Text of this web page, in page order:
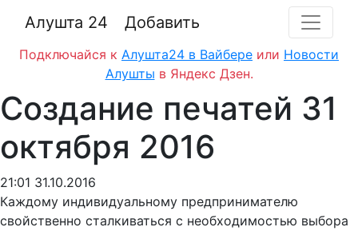
Алушта 24 Добавить
Подключайся к Алушта24 в Вайбере или Новости
Алушты в Яндекс Дзен.
Создание печатей 31
октября 2016
21:01 31.10.2016
Каждому индивидуальному предпринимателю
свойственно сталкиваться с необходимостью выбора